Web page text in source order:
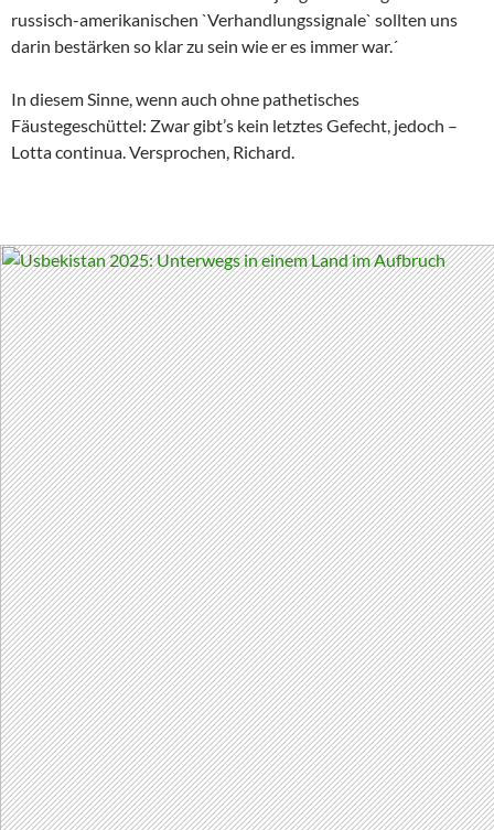
russisch-amerikanischen `Verhandlungssignale` sollten uns
darin bestärken so klar zu sein wie er es immer war.´
In diesem Sinne, wenn auch ohne pathetisches
Fäustegeschüttel: Zwar gibt’s kein letztes Gefecht, jedoch –
Lotta continua. Versprochen, Richard.